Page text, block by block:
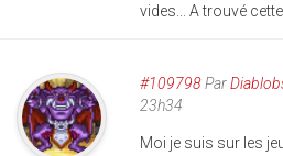
vides... A trouvé
#109798Par
23h34
Moi je suis sur les